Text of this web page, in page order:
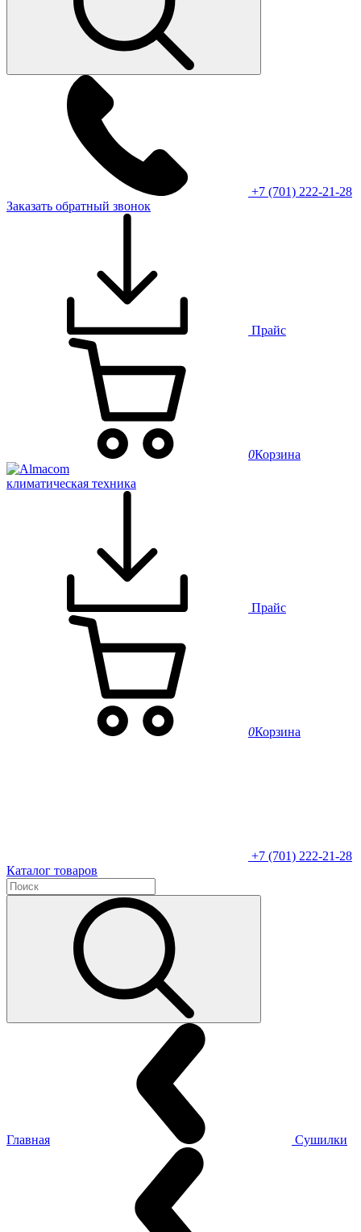
+7 (701) 222-21-28
Заказать обратный звонок
Прайс
0Корзина
климатическая техника
Прайс
0Корзина
+7 (701) 222-21-28
Каталог товаров
Главная Сушилки